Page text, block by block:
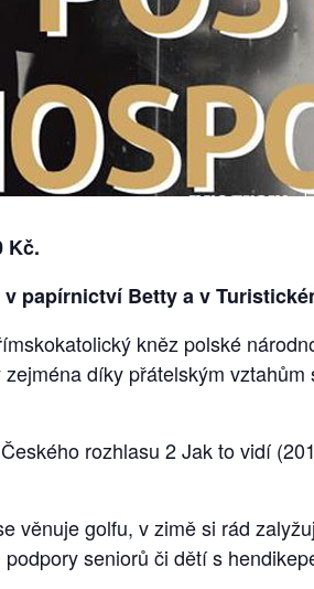
Kč.
papírnictví Betty a v
kněz polské
díky přátelským
rozhlasu 2 Jak to vidí
věnuje golfu, v zimě si rád
seniorů či dětí s